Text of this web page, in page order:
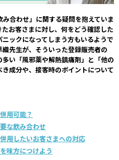
合わせ」に関する疑問を抱えていま
お客さまに対し、何をどう確認した
ックになってしまう方もいるようで
先生が、そういった登録販売者の
い「風邪薬や解熱鎮痛剤」と「他の
成分や、接客時のポイントについて
用可能？
な飲み合わせ
用したいお客さまへの対応
味方につけよう